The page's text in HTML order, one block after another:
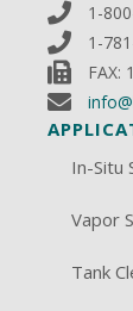
1-
1-
FAX:
In-Situ
Vapor
Tank